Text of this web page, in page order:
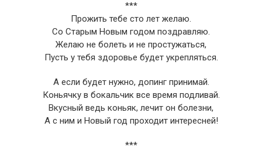
***
Прожить тебе сто лет желаю.
Со Старым Новым годом поздравляю.
Желаю не болеть и не простужаться,
Пусть у тебя здоровье будет укрепляться.
А если будет нужно, допинг принимай.
Коньячку в бокальчик все время подливай.
Вкусный ведь коньяк, лечит он болезни,
А с ним и Новый год проходит интересней!
***